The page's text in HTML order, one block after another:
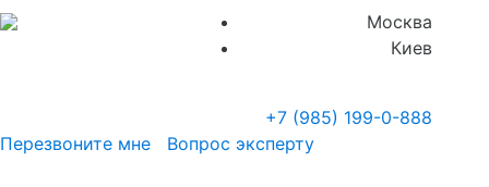
Москва
Киев
+7 (985) 199-0-888
Перезвоните мне
Вопрос эксперту